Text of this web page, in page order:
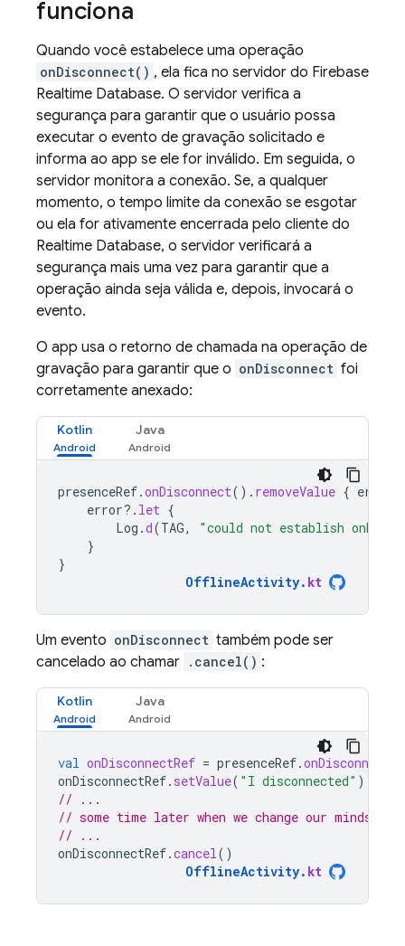
funciona
Quando você estabelece uma operação
onDisconnect() , ela fica no servidor do Firebase
Realtime Database. O servidor verifica a
segurança para garantir que o usuário possa
executar o evento de gravação solicitado e
informa ao app se ele for inválido. Em seguida, o
servidor monitora a conexão. Se, a qualquer
momento, o tempo limite da conexão se esgotar
ou ela for ativamente encerrada pelo cliente do
Realtime Database, o servidor verificará a
segurança mais uma vez para garantir que a
operação ainda seja válida e, depois, invocará o
evento.
O app usa o retorno de chamada na operação de
gravação para garantir que o onDisconnect foi
corretamente anexado:
Kotlin Java
presenceRef.onDisconnect(). removeValue { error
error?. let {
Log .d(TAG,
"could not establish
}
}
OfflineActivity. kt
Um evento onDisconnect também pode ser
cancelado ao chamar .cancel() :
Kotlin Java
val onDisconnectRef = presenceRef.onDisconnect
onDisconnectRef. setValue( "I disconnected" )
// ...
// some time later when we change our minds
// ...
onDisconnectRef.cancel()
OfflineActivity. kt